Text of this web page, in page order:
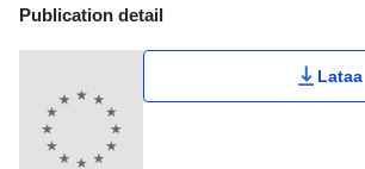
Publication Detail Actions
Publication detail
Lataa